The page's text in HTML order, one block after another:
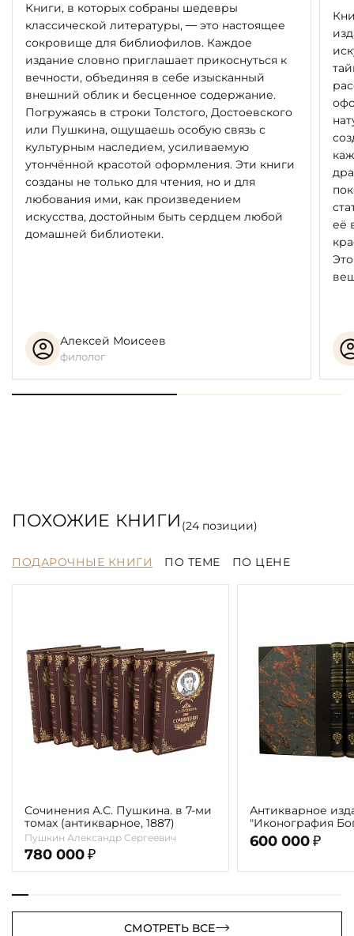
Книги, в которых собраны шедевры
классической литературы, — это настоящее
сокровище для библиофилов. Каждое
издание словно приглашает прикоснуться к
вечности, объединяя в себе изысканный
внешний облик и бесценное содержание.
Погружаясь в строки Толстого, Достоевского
или Пушкина, ощущаешь особую связь с
культурным наследием, усиливаемую
утончённой красотой оформления. Эти книги
созданы не только для чтения, но и для
любования ими, как произведением
искусства, достойным быть сердцем любой
домашней библиотеки.
Алексей Моисеев
филолог
её
ПОХОЖИЕ КНИГИ (24позиции)
ПОДАРОЧНЫЕ КНИГИ ПО ТЕМЕ ПО ЦЕНЕ
Сочинения А.С. Пушкина. в 7-ми
томах (антикварное, 1887)
Пушкин Александр Сергеевич
780 000 ₽
Антикварное
"Иконография
г. (в 2-х томах с
автора)
600 000 ₽
СМОТРЕТЬ ВСЕ